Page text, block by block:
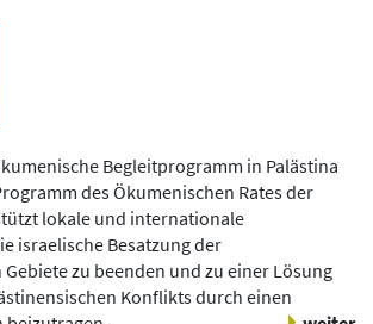
Begleitprogramm in Palästina
des Ökumenischen Rates der
lokale und internationale
israelische Besatzung der
zu beenden und zu einer Lösung
Konflikts durch einen